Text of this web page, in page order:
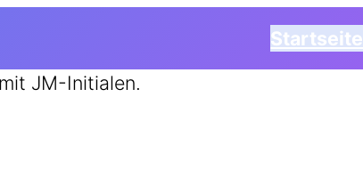
Startseite